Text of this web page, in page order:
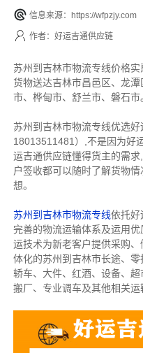
信息来源：https://wfpzjy.com
作者：好运吉通供应链
苏州到吉林市物流专线价格
货物送达吉林市昌邑区、龙
市、桦甸市、舒兰市、磐石市
苏州到吉林市物流专线优选好
18013511481）,不是因为好
运吉通供应链懂得货主的需
户签收都可以随时了解货物
想。
苏州到吉林市物流专线依托好
完善的物流运输体系及运用
运技术为新老客户提供采购
体化的苏州到吉林市长途、
轿车、大件、红酒、设备、
搬厂、专业调车及其他相关运